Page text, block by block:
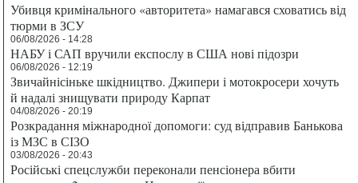
Убивця кримінального «авторитета» намагався сховатись від
тюрми в ЗСУ
06/08/2026 - 14:28
НАБУ і САП вручили експослу в США нові підозри
06/08/2026 - 12:19
Звичайнісіньке шкідництво. Джипери і мотокросери хочуть
й надалі знищувати природу Карпат
04/08/2026 - 20:19
Розкрадання міжнародної допомоги: суд відправив Банькова
із МЗС в СІЗО
03/08/2026 - 20:43
Російські спецслужби переконали пенсіонера вбити